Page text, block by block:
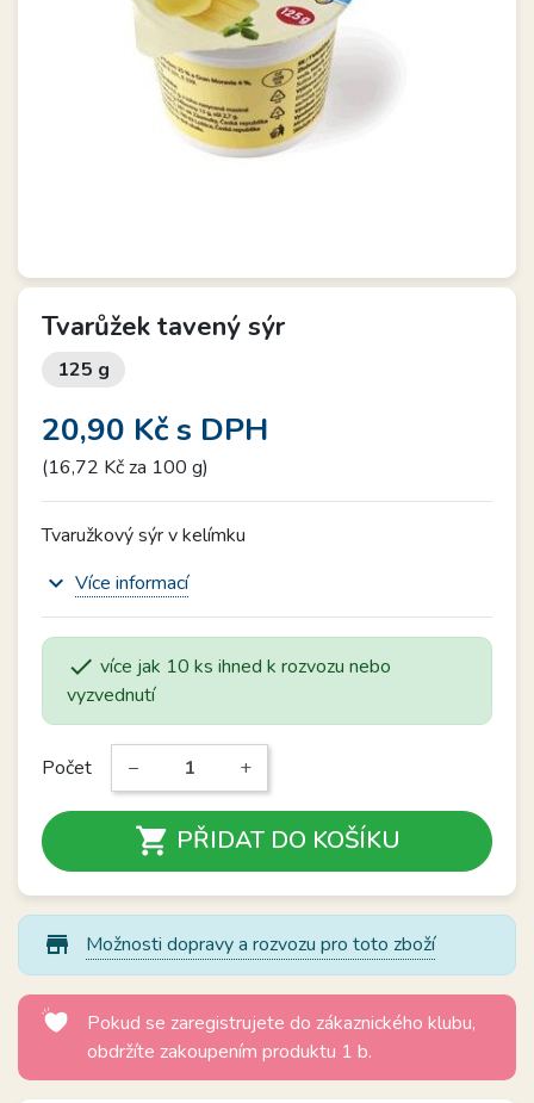
Tvarůžek tavený sýr
125 g
20,90 Kčs DPH
(16,72 Kč za 100 g)
Tvaružkový sýr v kelímku
expand_more Více informací
 více jak 10 ks ihned k rozvozu nebo
vyzvednutí
Počet − +
 PŘIDAT DO KOŠÍKU
store_mall_directory Možnosti dopravy a rozvozu pro toto zboží
Pokud se zaregistrujete do zákaznického klubu,
obdržíte zakoupením produktu 1 b.